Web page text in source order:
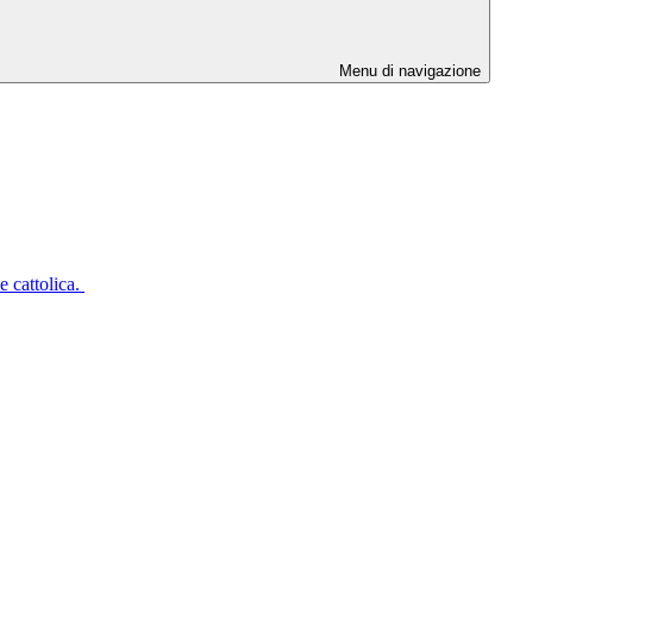
Menu di navigazione
cattolica.